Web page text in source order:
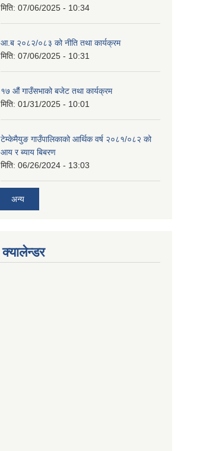
मिति: 07/06/2025 - 10:34
आ.ब २०८२/०८३ को नीति तथा कार्यक्रम
मिति: 07/06/2025 - 10:31
१७ औं गाउँसभाको बजेट तथा कार्यक्रम
मिति: 01/31/2025 - 10:01
टेम्केमैयुङ गाउँपालिकाको आर्थिक वर्ष २०८१/०८२ को
आय र ब्याय बिबरण
मिति: 06/26/2024 - 13:03
अन्य
क्यालेन्डर